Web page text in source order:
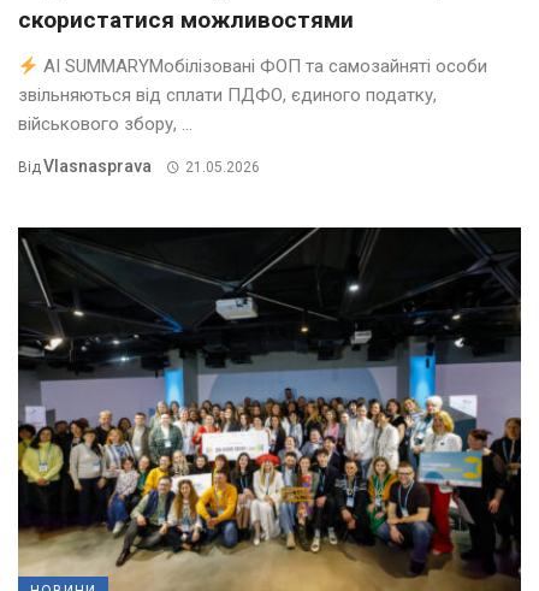
скористатися можливостями
AI SUMMARYМобілізовані ФОП та самозайняті особи
звільняються від сплати ПДФО, єдиного податку,
військового збору, ...
ВідVlasnasprava 21.05.2026